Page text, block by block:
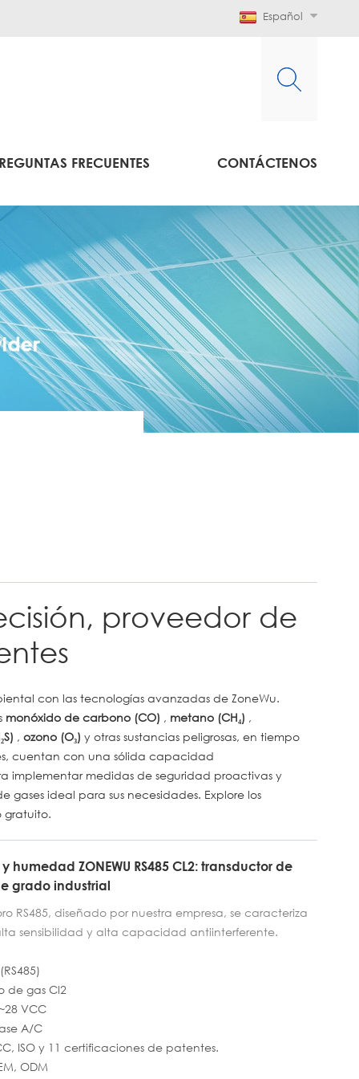
Español
FRECUENTES CONTÁCTENOS
proveedor de
con las tecnologías avanzadas de ZoneWu.
monóxido de carbono (CO) , metano (CH₄) ,
, ozono (O₃) y otras sustancias peligrosas, en tiempo
cuentan con una sólida capacidad
implementar medidas de seguridad proactivas y
ideal para sus necesidades. Explore los
gratuito.
humedad ZONEWU RS485 CL2: transductor de
grado industrial
RS485, diseñado por nuestra empresa, se caracteriza
sensibilidad y alta capacidad antiinterferente.
rendimiento estable y bajo consumo de
el monitoreo de la concentración de gas de cloro en
ambiental, producción industrial y otros entornos.
fuente de alimentación de amplio voltaje de 50-28 V
de comunicación ModBus RTU estándar, puede
puede cambiar la velocidad en baudios y tiene
de gas Cl2
VCC
A/C
ISO y 11 certificaciones de patentes.
ODM